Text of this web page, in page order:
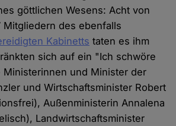
göttlichen Wesens: Acht von
Mitgliedern des ebenfalls
Kabinetts taten es ihm
sich auf ein "Ich schwöre
Ministerinnen und Minister der
und Wirtschaftsminister Robert
Außenministerin Annalena
Landwirtschaftsminister